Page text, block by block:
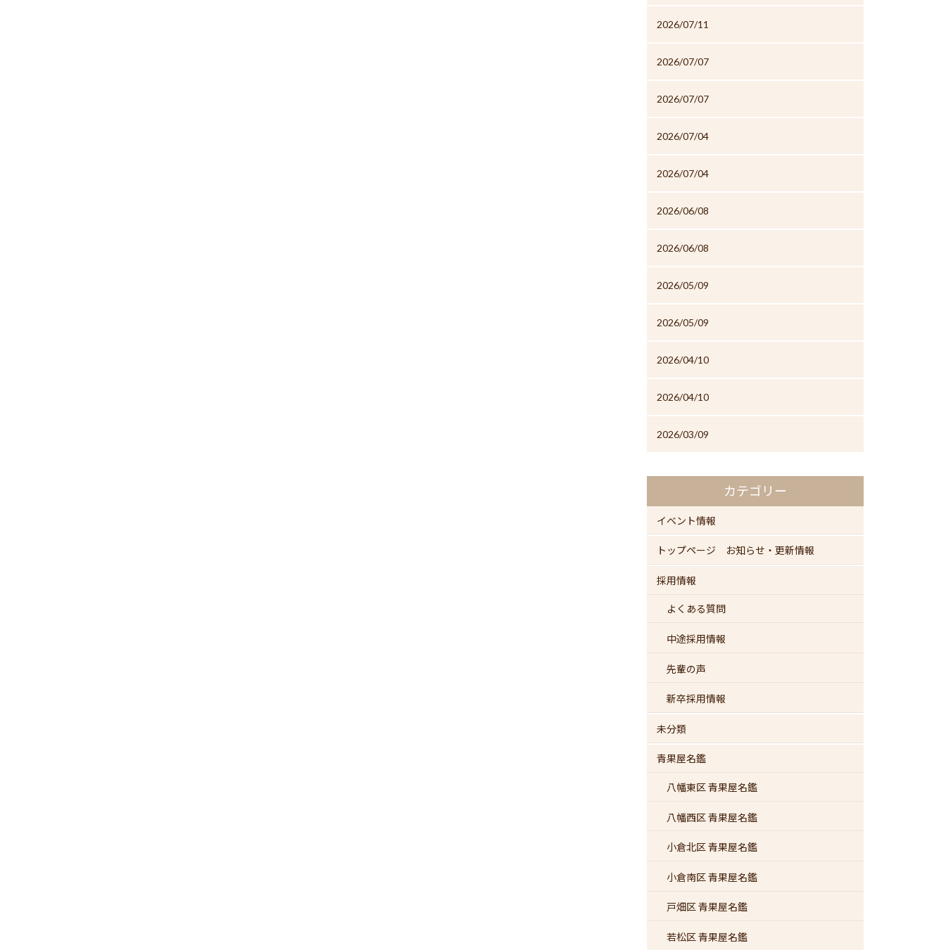
2026/07/11
2026/07/07
2026/07/07
2026/07/04
2026/07/04
2026/06/08
2026/06/08
2026/05/09
2026/05/09
2026/04/10
2026/04/10
2026/03/09
カテゴリー
イベント情報
トップページ お知らせ・更新情報
採用情報
よくある質問
中途採用情報
先輩の声
新卒採用情報
未分類
青果屋名鑑
八幡東区 青果屋名鑑
八幡西区 青果屋名鑑
小倉北区 青果屋名鑑
小倉南区 青果屋名鑑
戸畑区 青果屋名鑑
若松区 青果屋名鑑